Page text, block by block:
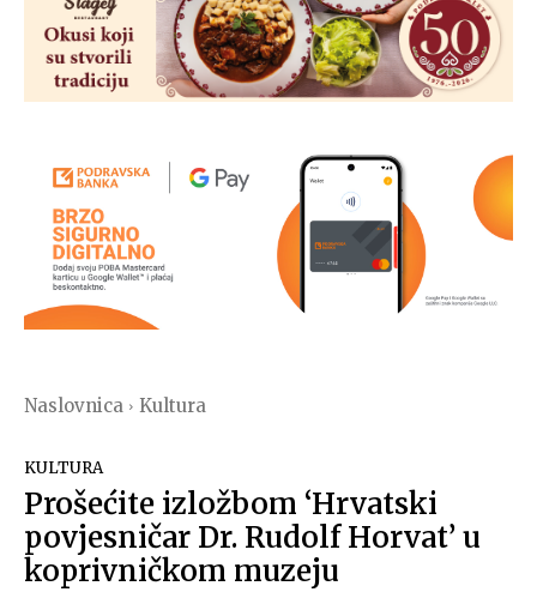
Naslovnica Kultura
KULTURA
Prošećite izložbom ‘Hrvatski
povjesničar Dr. Rudolf Horvat’ u
koprivničkom muzeju